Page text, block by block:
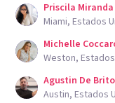
Priscila
Miami, Estados
Michelle
Weston,
Agustin De Brito
Austin, Estados